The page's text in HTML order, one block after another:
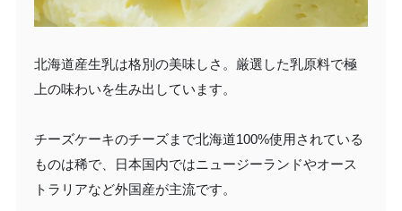
北海道産生乳は格別の美味しさ。厳選した乳原料で極
上の味わいを生み出しています。
チーズケーキのチーズまで北海道100%使用されている
ものは稀で、日本国内ではニュージーランドやオース
トラリアなど外国産が主流です。